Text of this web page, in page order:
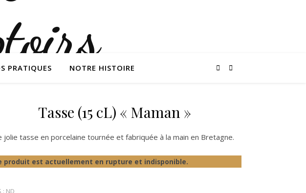
français et européens
PRATIQUES NOTRE HISTOIRE
Tasse (15 cL) « Maman »
jolie tasse en porcelaine tournée et fabriquée à la main en Bretagne.
produit est actuellement en rupture et indisponible.
: ND